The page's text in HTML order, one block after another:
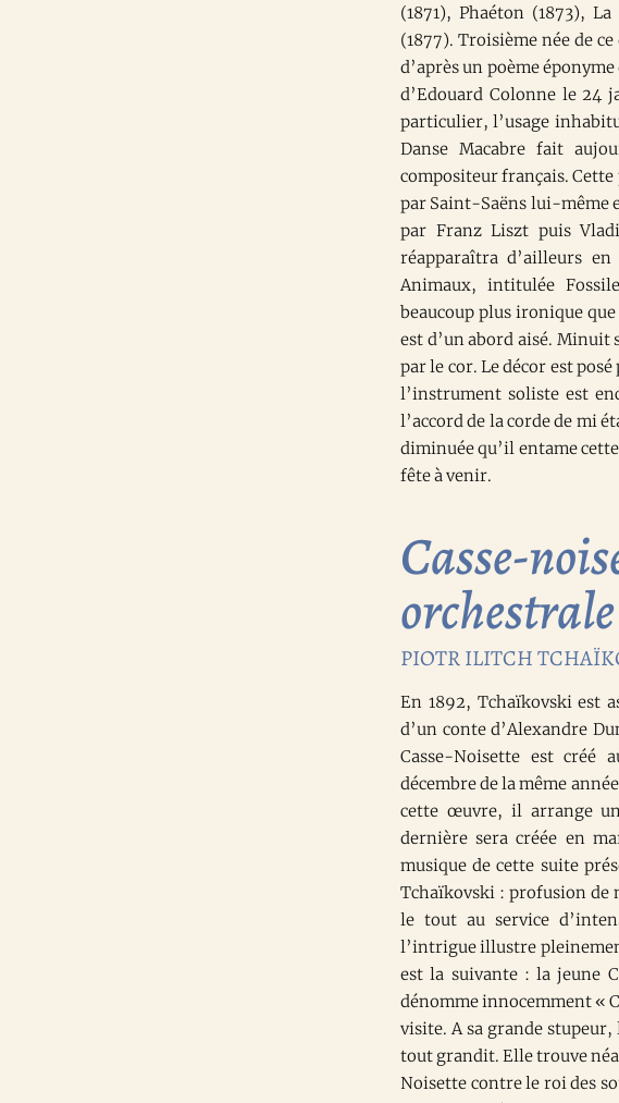
(1871), Phaéton (1873),
(1877). Troisième née de
d’après un poème
d’Edouard Colonne le 24
particulier, l’usage
Danse Macabre fait
compositeur français. Cette
par Saint-Saëns lui-même
par Franz Liszt puis
réapparaîtra d’ailleurs
Animaux, intitulée
beaucoup plus ironique
est d’un abord aisé. Minuit
par le cor. Le décor est
l’instrument soliste est
l’accord de la corde de mi
diminuée qu’il entame
fête à venir.
Casse-
PIOTR ILITCH
En 1892, Tchaïkovski est
d’un conte d’Alexandre
Casse-Noisette est créé
décembre de la même
cette œuvre, il arrange
dernière sera créée en
musique de cette suite
Tchaïkovski : profusion de
le tout au service
l’intrigue illustre
est la suivante : la jeune
dénomme innocemment «
visite. A sa grande
tout grandit. Elle trouve
Noisette contre le roi des